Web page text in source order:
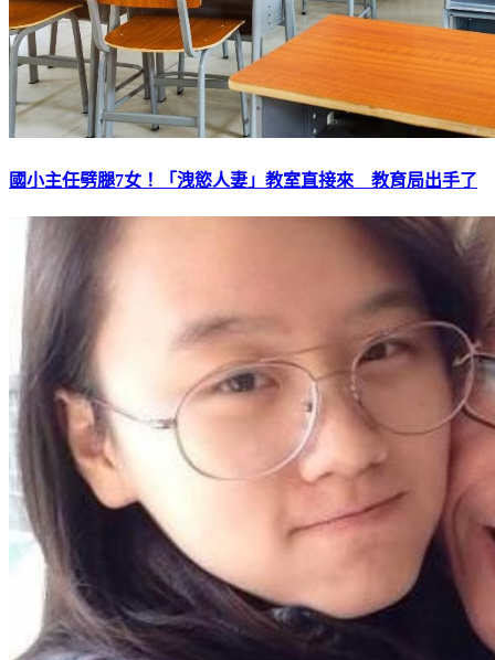
國小主任劈腿7女！「洩慾人妻」教室直接來 教育局出手了